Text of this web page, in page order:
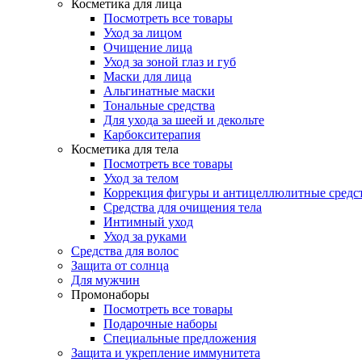
Косметика для лица
Посмотреть все товары
Уход за лицом
Очищение лица
Уход за зоной глаз и губ
Маски для лица
Альгинатные маски
Тональные средства
Для ухода за шеей и декольте
Карбокситерапия
Косметика для тела
Посмотреть все товары
Уход за телом
Коррекция фигуры и антицеллюлитные
Средства для очищения тела
Интимный уход
Уход за руками
Средства для волос
Защита от солнца
Для мужчин
Промонаборы
Посмотреть все товары
Подарочные наборы
Специальные предложения
Защита и укрепление иммунитета